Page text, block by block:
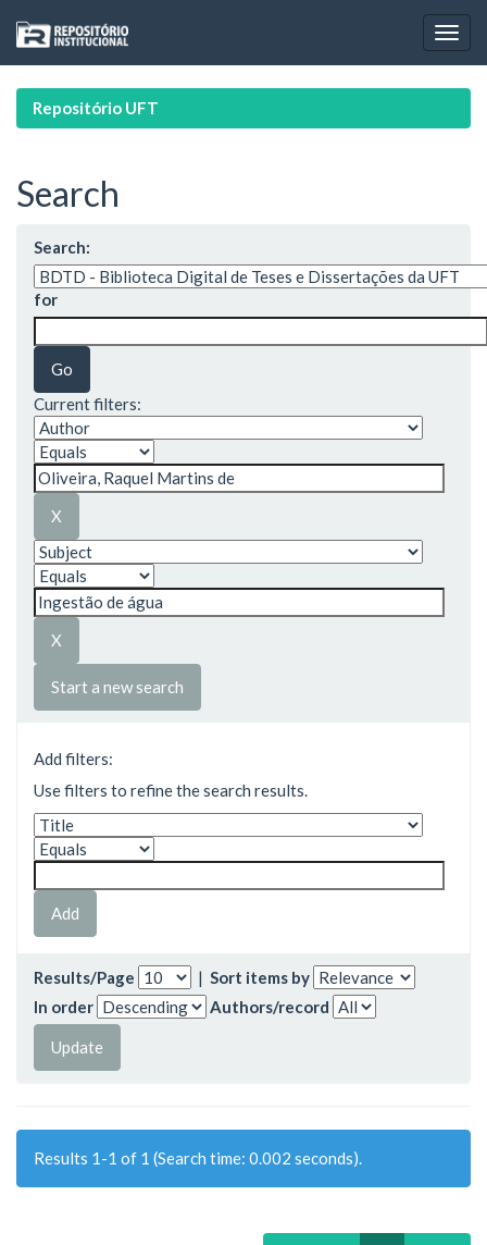
navigation
Repositório UFT
Search
Search:
for
Current filters:
Start a new search
Add filters:
Use filters to refine the search results.
Results/Page | Sort items by
In order
Authors/record
Results 1-1 of 1 (Search time: 0.002 seconds).